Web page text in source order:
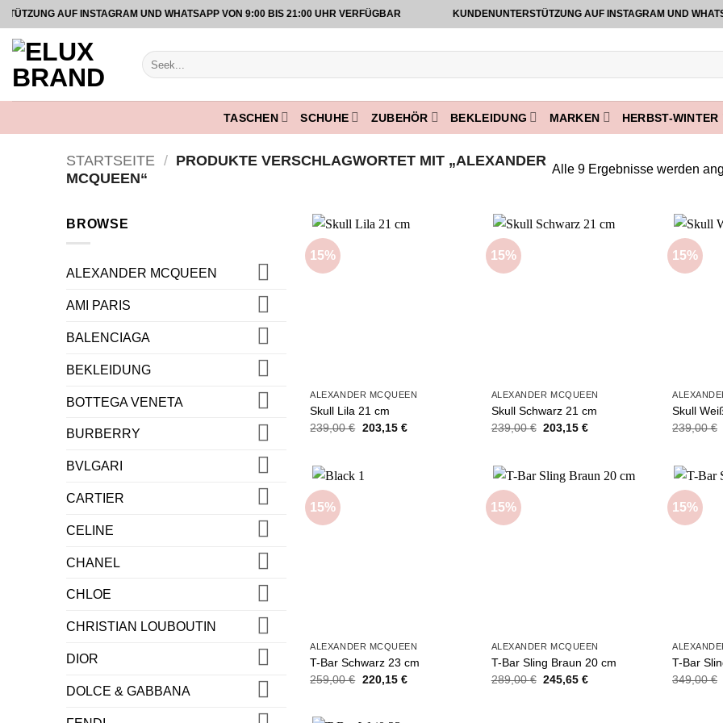
Zum
Inhalt
springen
AUF INSTAGRAM UND WHATSAPP VON 9:00 BIS 21:00 UHR VERFÜGBAR KUNDENUNTERSTÜTZUNG AUF INSTAGRAM UND
Suche
nach:
TASCHEN SCHUHE ZUBEHÖR BEKLEIDUNG MARKEN HERBST-WINTER
STARTSEITE / PRODUKTE VERSCHLAGWORTET MIT „ALEXANDER
MCQUEEN“
Alle 9 Ergebnisse werden
BROWSE
ALEXANDER MCQUEEN
AMI PARIS
BALENCIAGA
BEKLEIDUNG
BOTTEGA VENETA
BURBERRY
BVLGARI
CARTIER
CELINE
CHANEL
CHLOE
CHRISTIAN LOUBOUTIN
DIOR
DOLCE & GABBANA
15%
ALEXANDER MCQUEEN
Skull Lila 21 cm
239,00€ Ursprünglicher
203,15 €Aktueller
15%
ALEXANDER MCQUEEN
Skull Schwarz 21 cm
239,00€ Ursprünglicher
203,15 €Aktueller
15%
Skull
239,00€
15%
ALEXANDER MCQUEEN
T-Bar Schwarz 23 cm
259,00€ Ursprünglicher
Preis
220,15 €Aktueller
15%
ALEXANDER MCQUEEN
T-Bar Sling Braun 20 cm
289,00€ Ursprünglicher
Preis
245,65 €Aktueller
15%
T-Bar
349,00€